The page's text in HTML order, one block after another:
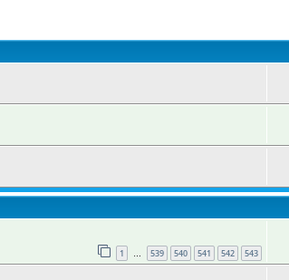
1 … 539 540 541 542 543